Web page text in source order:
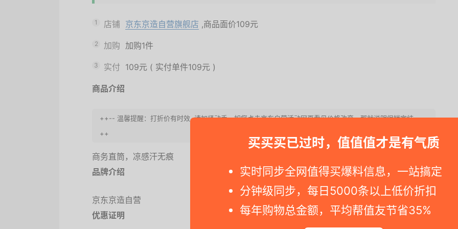
买买买已过时，值值值才是有气质
实时同步全网值得买爆料信息，一站搞定
分钟级同步，每日5000条以上低价折扣
每年购物总金额，平均帮值友节省35%
1 店铺 京东京造自营旗舰店 ,商品面价109元
2 加购 加购1件
3 实付 109元 ( 实付单件109元 )
商品介绍
++-- 温馨提醒：打折价有时效, 请加紧动手。如您点击京东自营活动网页看见价格改变，那就说明促销完结. --
++
商务直筒，凉感汗无痕
品牌介绍
京东京造自营
优惠证明